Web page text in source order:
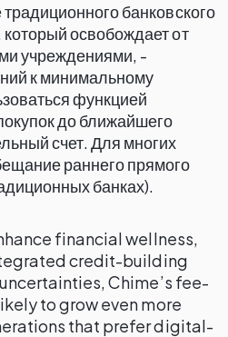
банковского
освобождает от
учреждениями, -
к минимальному
функцией
до ближайшего
счет. Для многих
раннего прямого
банках).
financial wellness,
credit-building
Chime’s fee-
to grow even more
that prefer digital-